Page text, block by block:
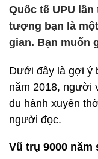
Quốc tế UPU
tượng bạn là
gian. Bạn muốn
Dưới đây là gợi ý
năm 2018, người
du hành xuyên
người đọc.
Vũ trụ 9000 năm